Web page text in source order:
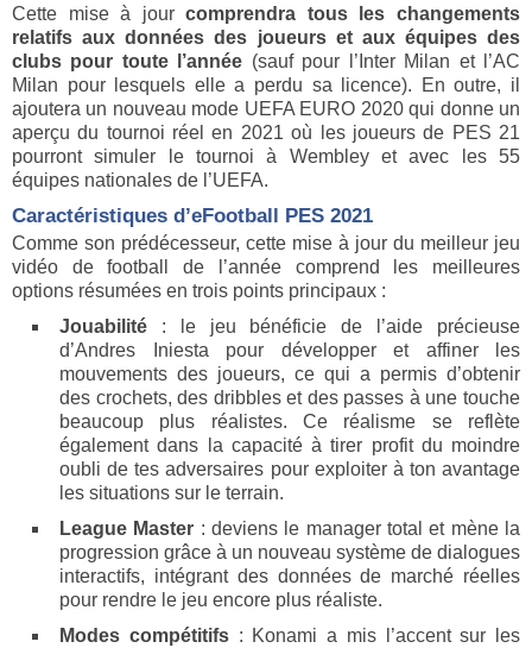
Cette mise à jourcomprendra tous les changements
relatifs aux données des joueurs et aux équipes des
clubs pour toute l’année (sauf pour l’Inter Milan et l’AC
Milan pour lesquels elle a perdu sa licence). En outre, il
ajoutera un nouveau mode UEFA EURO 2020 qui donne un
aperçu du tournoi réel en 2021 où les joueurs de PES 21
pourront simuler le tournoi à Wembley et avec les 55
équipes nationales de l’UEFA.
Caractéristiques d’eFootball PES 2021
Comme son prédécesseur, cette mise à jour du meilleur jeu
vidéo de football de l’année comprend les meilleures
options résumées en trois points principaux :
Jouabilité : le jeu bénéficie de l’aide précieuse
d’Andres Iniesta pour développer et affiner les
mouvements des joueurs, ce qui a permis d’obtenir
des crochets, des dribbles et des passes à une touche
beaucoup plus réalistes. Ce réalisme se reflète
également dans la capacité à tirer profit du moindre
oubli de tes adversaires pour exploiter à ton avantage
les situations sur le terrain.
League Master : deviens le manager total et mène la
progression grâce à un nouveau système de dialogues
interactifs, intégrant des données de marché réelles
pour rendre le jeu encore plus réaliste.
Modes compétitifs : Konami a mis l’accent sur les